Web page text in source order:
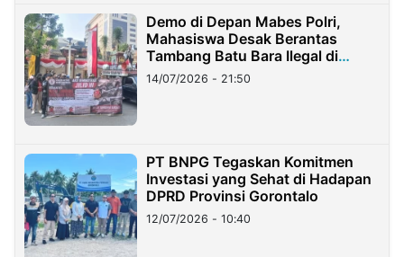
Demo di Depan Mabes Polri,
Mahasiswa Desak Berantas
Tambang Batu Bara Ilegal di
Lampung
14/07/2026 - 21:50
PT BNPG Tegaskan Komitmen
Investasi yang Sehat di Hadapan
DPRD Provinsi Gorontalo
12/07/2026 - 10:40